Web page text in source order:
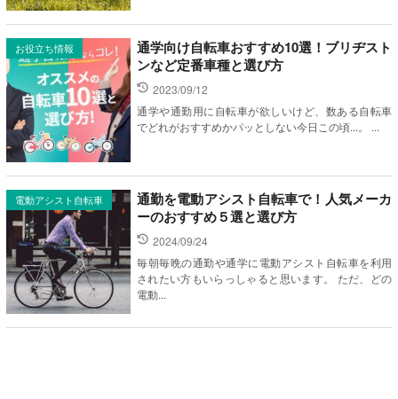
お役立ち情報
通学向け自転車おすすめ10選！ブリヂスト
ンなど定番車種と選び方
2023/09/12
通学や通勤用に自転車が欲しいけど、数ある自転車
でどれがおすすめかパッとしない今日この頃...。 ...
電動アシスト自転車
通勤を電動アシスト自転車で！人気メーカ
ーのおすすめ５選と選び方
2024/09/24
毎朝毎晩の通勤や通学に電動アシスト自転車を利用
されたい方もいらっしゃると思います。 ただ、どの
電動...